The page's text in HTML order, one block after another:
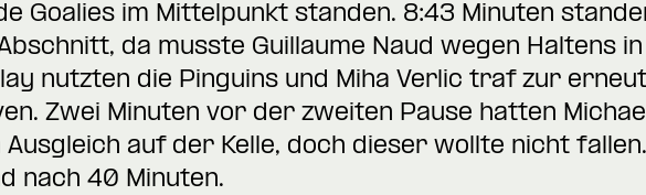
Goalies im Mittelpunkt standen. 8:43 Minuten
da musste Guillaume Naud wegen Haltens
nutzten die Pinguins und Miha Verlic traf zur
Zwei Minuten vor der zweiten Pause hatten
auf der Kelle, doch dieser wollte nicht
nach 40 Minuten.